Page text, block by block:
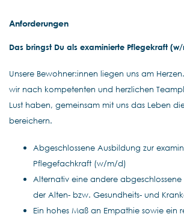
Anforderungen
Das bringst Du als examinierte Pflegekraft
Unsere Bewohner:innen liegen uns am
wir nach kompetenten und herzlichen
Lust haben, gemeinsam mit uns das Leben
bereichern.
Abgeschlossene Ausbildung zur
Pflegefachkraft (w/m/d)
Alternativ eine andere abgeschlossene
der Alten- bzw. Gesundheits- und
Ein hohes Maß an Empathie sowie ein